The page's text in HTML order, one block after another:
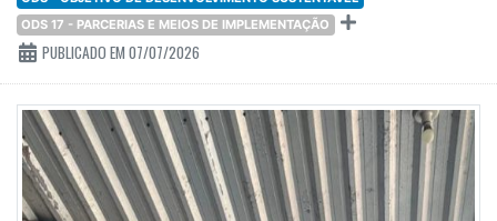
ODS 17 - PARCERIAS E MEIOS DE IMPLEMENTAÇÃO
PUBLICADO EM 07/07/2026